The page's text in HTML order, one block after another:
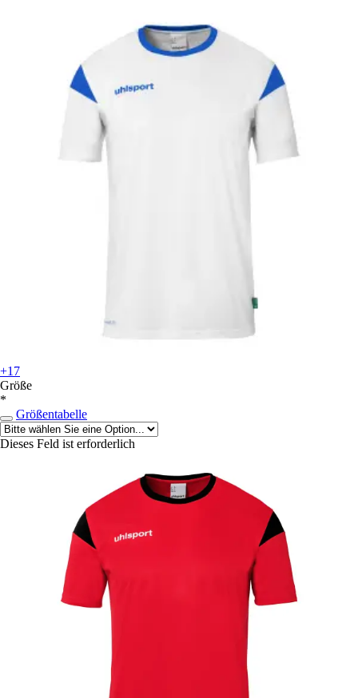
+17
Größe
*
Größentabelle
Dieses Feld ist erforderlich